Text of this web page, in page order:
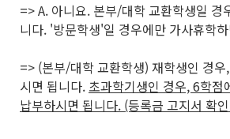
=> A. 아니요. 본부/대학 교환학생일 경
니다. '방문학생'일 경우에만 가사휴학
=> (본부/대학 교환학생) 재학생인 경
시면 됩니다. 초과학기생인 경우, 6학점
납부하시면 됩니다. (등록금 고지서 확